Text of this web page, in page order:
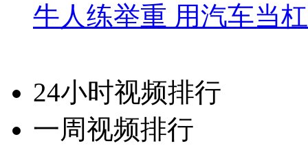
牛人练举重 用汽车当
24小时视频排行
一周视频排行